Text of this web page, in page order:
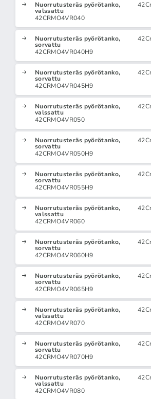
Nuorrutusteräs pyörötanko,
valssattu
42CRMO4VR040
Nuorrutusteräs pyörötanko,
sorvattu
42CRMO4VR040H9
Nuorrutusteräs pyörötanko,
sorvattu
42CRMO4VR045H9
Nuorrutusteräs pyörötanko,
valssattu
42CRMO4VR050
Nuorrutusteräs pyörötanko,
sorvattu
42CRMO4VR050H9
Nuorrutusteräs pyörötanko,
sorvattu
42CRMO4VR055H9
Nuorrutusteräs pyörötanko,
valssattu
42CRMO4VR060
Nuorrutusteräs pyörötanko,
sorvattu
42CRMO4VR060H9
Nuorrutusteräs pyörötanko,
sorvattu
42CRMO4VR065H9
Nuorrutusteräs pyörötanko,
valssattu
42CRMO4VR070
Nuorrutusteräs pyörötanko,
sorvattu
42CRMO4VR070H9
Nuorrutusteräs pyörötanko,
valssattu
42CRMO4VR080